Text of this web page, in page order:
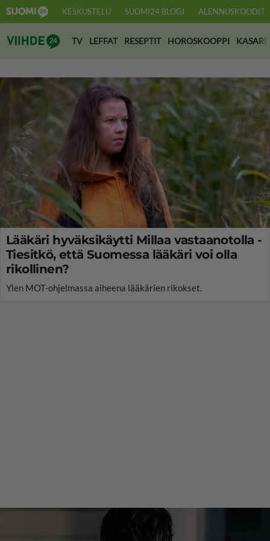
KESKUSTELU SUOMI24 BLOGI ALENNUSKOODIT
Suomi24 Viihde
TV LEFFAT RESEPTIT HOROSKOOPPI KASARI
Lääkäri hyväksikäytti Millaa vastaanotolla -
Tiesitkö, että Suomessa lääkäri voi olla
rikollinen?
Ylen MOT-ohjelmassa aiheena lääkärien rikokset.